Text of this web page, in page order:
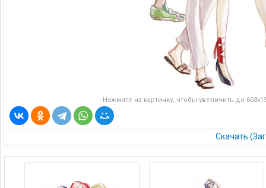
Нажмите на картинку, чтобы увеличить до
Скачать